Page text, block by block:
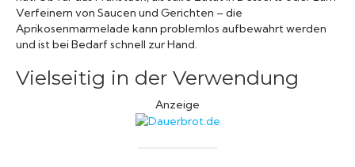
Verfeinern von Saucen und Gerichten – die
Aprikosenmarmelade kann problemlos aufbewahrt werden
und ist bei Bedarf schnell zur Hand.
Vielseitig in der Verwendung
Anzeige